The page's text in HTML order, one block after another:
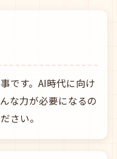
です。AI時代に向け
な力が必要になるの
さい。